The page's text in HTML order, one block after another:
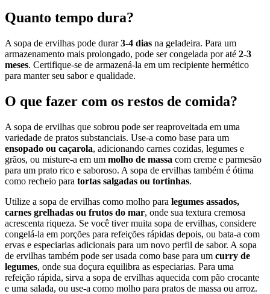
Quanto tempo dura?
A sopa de ervilhas pode durar3-4 dias na geladeira. Para um
armazenamento mais prolongado, pode ser congelada por até 2-3
meses. Certifique-se de armazená-la em um recipiente hermético
para manter seu sabor e qualidade.
O que fazer com os restos de comida?
A sopa de ervilhas que sobrou pode ser reaproveitada em uma
variedade de pratos substanciais. Use-a como base para um
ensopado ou caçarola, adicionando carnes cozidas, legumes e
grãos, ou misture-a em um molho de massa com creme e parmesão
para um prato rico e saboroso. A sopa de ervilhas também é ótima
como recheio para tortas salgadas ou tortinhas.
Utilize a sopa de ervilhas como molho para legumes assados,
carnes grelhadas ou frutos do mar, onde sua textura cremosa
acrescenta riqueza. Se você tiver muita sopa de ervilhas, considere
congelá-la em porções para refeições rápidas depois, ou bata-a com
ervas e especiarias adicionais para um novo perfil de sabor. A sopa
de ervilhas também pode ser usada como base para um curry de
legumes, onde sua doçura equilibra as especiarias. Para uma
refeição rápida, sirva a sopa de ervilhas aquecida com pão crocante
e uma salada, ou use-a como molho para pratos de massa ou arroz.